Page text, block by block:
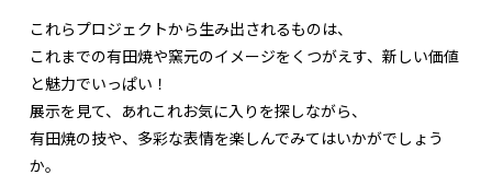
これらプロジェクトから生み出されるものは、
これまでの有田焼や窯元のイメージをくつがえす、新しい価値
と魅力でいっぱい！
展示を見て、あれこれお気に入りを探しながら、
有田焼の技や、多彩な表情を楽しんでみてはいかがでしょう
か。